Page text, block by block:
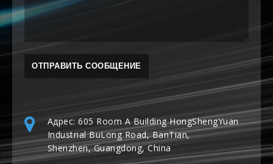
Адрес: 605 Room A Building HongShengYuan
Industrial BuLong Road, BanTian,
Shenzhen, Guangdong, China